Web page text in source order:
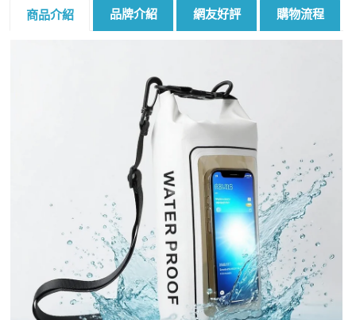
商品介紹 品牌介紹 網友好評 購物流程